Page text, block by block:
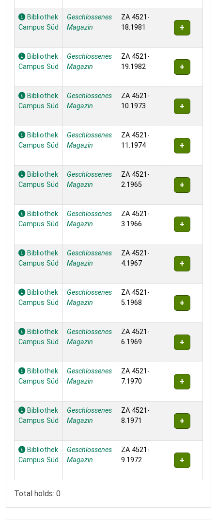
Bibliothek
Campus Süd
Geschlossenes
Magazin
ZA 4521-
18.1981
Bibliothek
Campus Süd
Geschlossenes
Magazin
ZA 4521-
19.1982
Bibliothek
Campus Süd
Geschlossenes
Magazin
ZA 4521-
10.1973
Bibliothek
Campus Süd
Geschlossenes
Magazin
ZA 4521-
11.1974
Bibliothek
Campus Süd
Geschlossenes
Magazin
ZA 4521-
2.1965
Bibliothek
Campus Süd
Geschlossenes
Magazin
ZA 4521-
3.1966
Bibliothek
Campus Süd
Geschlossenes
Magazin
ZA 4521-
4.1967
Bibliothek
Campus Süd
Geschlossenes
Magazin
ZA 4521-
5.1968
Bibliothek
Campus Süd
Geschlossenes
Magazin
ZA 4521-
6.1969
Bibliothek
Campus Süd
Geschlossenes
Magazin
ZA 4521-
7.1970
Bibliothek
Campus Süd
Geschlossenes
Magazin
ZA 4521-
8.1971
Bibliothek
Campus Süd
Geschlossenes
Magazin
ZA 4521-
9.1972
Total holds: 0